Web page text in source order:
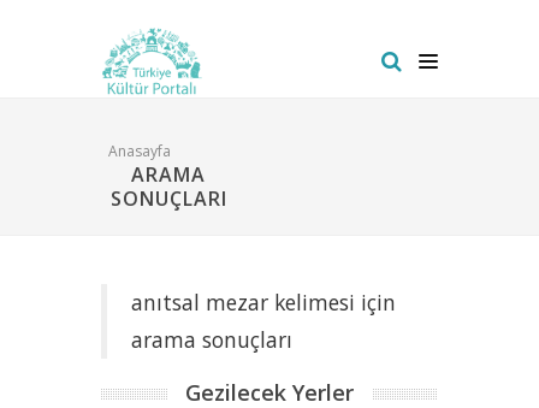
Anasayfa
ARAMA
SONUÇLARI
anıtsal mezar kelimesi için
arama sonuçları
Gezilecek Yerler